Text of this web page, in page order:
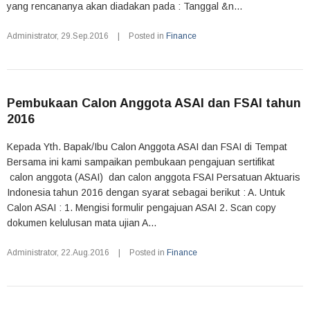
yang rencananya akan diadakan pada : Tanggal &n...
Administrator, 29.Sep.2016 Posted in Finance
Pembukaan Calon Anggota ASAI dan FSAI tahun
2016
Kepada Yth. Bapak/Ibu Calon Anggota ASAI dan FSAI di Tempat
Bersama ini kami sampaikan pembukaan pengajuan sertifikat
calon anggota (ASAI) dan calon anggota FSAI Persatuan Aktuaris
Indonesia tahun 2016 dengan syarat sebagai berikut : A. Untuk
Calon ASAI : 1. Mengisi formulir pengajuan ASAI 2. Scan copy
dokumen kelulusan mata ujian A...
Administrator, 22.Aug.2016 Posted in Finance